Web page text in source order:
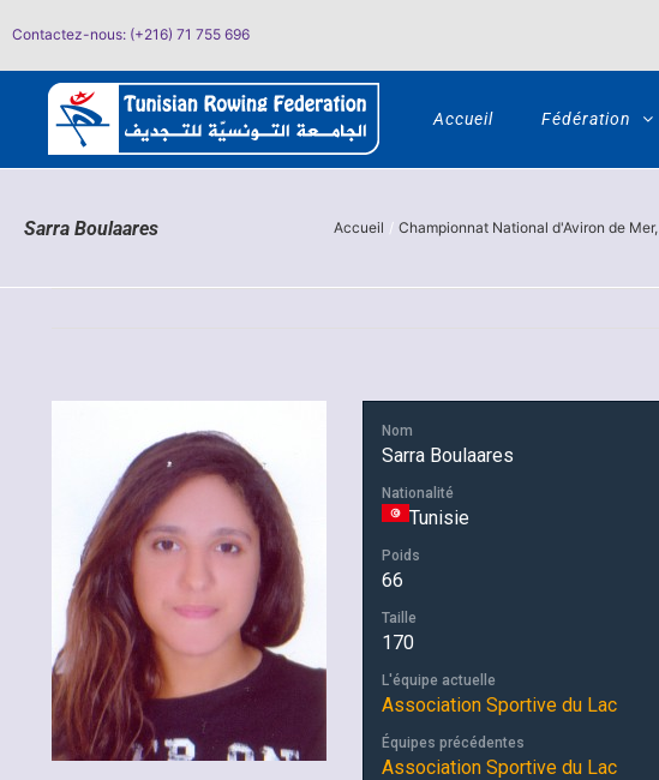
auContactez-nous: (+216) 71 755 696
Accueil Fédération
Sarra Boulaares Accueil Championnat National d'Aviron de Mer
Nom
Sarra Boulaares
Nationalité
Tunisie
Poids
66
Taille
170
L'équipe actuelle
Association Sportive du Lac
Équipes précédentes
Association Sportive du Lac